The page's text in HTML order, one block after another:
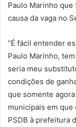
Paulo Marinho
causa da vaga no
“É fácil entender
Paulo Marinho,
seria meu
condições de
que somente
municipais em
PSDB à prefeitura